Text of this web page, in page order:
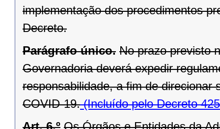
implementação dos procedimentos
Decreto.
Parágrafo único. No prazo previsto
Governadoria deverá expedir
responsabilidade, a fim de direcionar
COVID-19.(Incluído pelo Decreto